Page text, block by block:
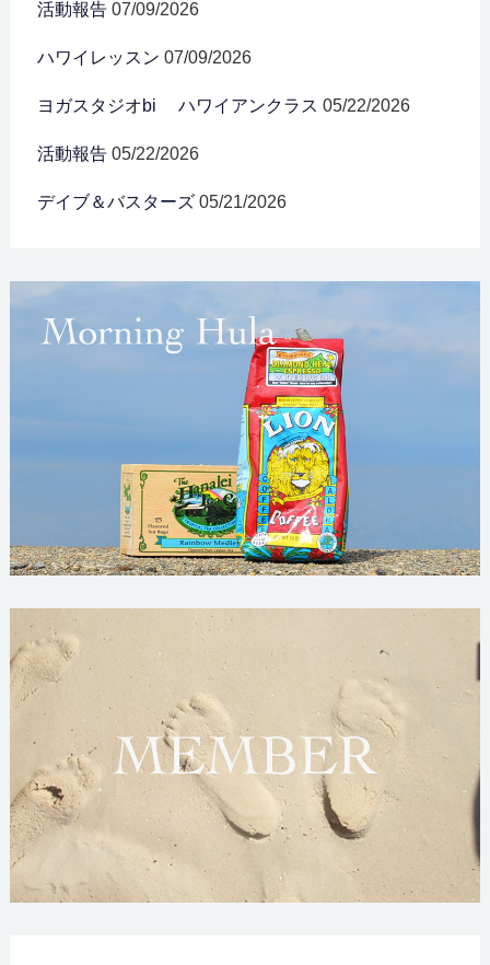
活動報告 07/09/2026
ハワイレッスン 07/09/2026
ヨガスタジオbi ハワイアンクラス 05/22/2026
活動報告 05/22/2026
デイブ＆バスターズ 05/21/2026